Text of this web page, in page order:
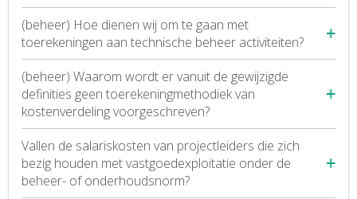
(beheer) Hoe dienen wij om te gaan met
toerekeningen aan technische beheer activiteiten?
(beheer) Waarom wordt er vanuit de gewijzigde
definities geen toerekeningmethodiek van
kostenverdeling voorgeschreven?
Vallen de salariskosten van projectleiders die zich
bezig houden met vastgoedexploitatie onder de
beheer- of onderhoudsnorm?